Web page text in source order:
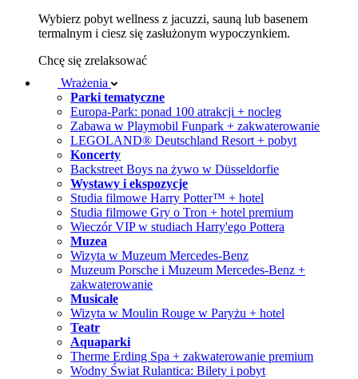
Wybierz pobyt wellness z jacuzzi, sauną lub basenem
termalnym i ciesz się zasłużonym wypoczynkiem.
Chcę się zrelaksować
Wrażenia
Parki tematyczne
Europa-Park: ponad 100 atrakcji + nocleg
Zabawa w Playmobil Funpark + zakwaterowanie
LEGOLAND® Deutschland Resort + pobyt
Koncerty
Backstreet Boys na żywo w Düsseldorfie
Wystawy i ekspozycje
Studia filmowe Harry Potter™ + hotel
Studia filmowe Gry o Tron + hotel premium
Wieczór VIP w studiach Harry'ego Pottera
Muzea
Wizyta w Muzeum Mercedes-Benz
Muzeum Porsche i Muzeum Mercedes-Benz +
zakwaterowanie
Musicale
Wizyta w Moulin Rouge w Paryżu + hotel
Teatr
Aquaparki
Therme Erding Spa + zakwaterowanie premium
Wodny Świat Rulantica: Bilety i pobyt